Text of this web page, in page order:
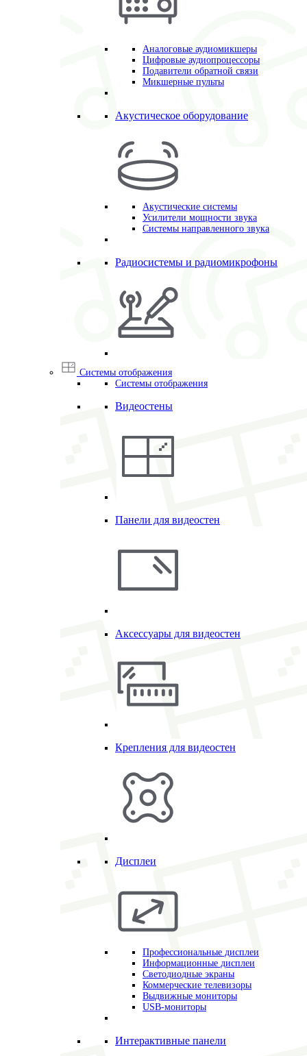
Аналоговые аудиомикшеры
Цифровые аудиопроцессоры
Подавители обратной связи
Микшерные пульты
Акустическое оборудование
Акустические системы
Усилители мощности звука
Системы направленного звука
Радиосистемы и радиомикрофоны
Системы отображения
Системы отображения
Видеостены
Панели для видеостен
Аксессуары для видеостен
Крепления для видеостен
Дисплеи
Профессиональные дисплеи
Информационные дисплеи
Светодиодные экраны
Коммерческие телевизоры
Выдвижные мониторы
USB-мониторы
Интерактивные панели